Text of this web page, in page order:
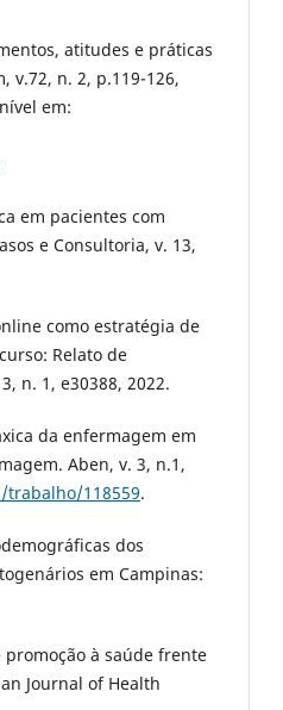
atitudes e práticas
v.72, n. 2, p.119-126,
em:
em pacientes com
e Consultoria, v. 13,
como estratégia de
Relato de
n. 1, e30388, 2022.
da enfermagem em
Aben, v. 3, n.1,
118559.
dos
em Campinas:
promoção à saúde frente
Journal of Health